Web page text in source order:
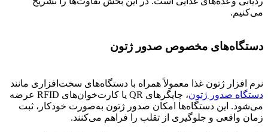
می‌کنیم.
دستگاه‌های مخصوص صدور ژتون
نرم افزار ژتون غذا معمولاً همراه با دستگاه‌های سخت‌افزاری مانند
دستگاه صدور ژتون
، چاپگرهای QR یا کارت‌خوان‌های RFID عرضه
می‌شود. این دستگاه‌ها امکان صدور ژتون به‌صورت خودکار، ثبت
زمان واقعی و جلوگیری از تقلب را فراهم می‌کنند.